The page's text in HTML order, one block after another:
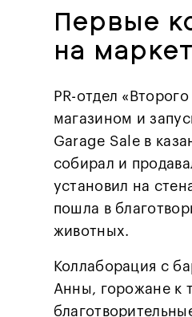
Первые
на
PR-отдел
магазином и
Garage Sale в
собирал и
установил на
пошла в
животных.
Коллаборация с
Анны, горожане к